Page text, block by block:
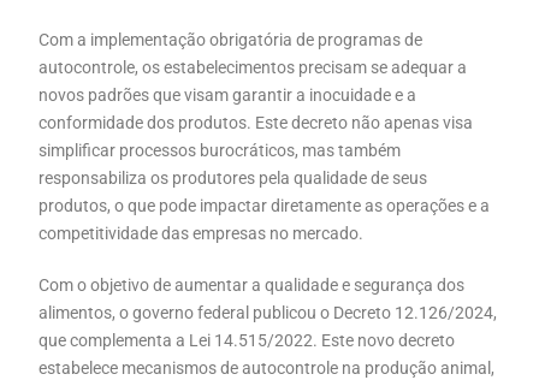
Com a implementação obrigatória de programas de
autocontrole, os estabelecimentos precisam se adequar a
novos padrões que visam garantir a inocuidade e a
conformidade dos produtos. Este decreto não apenas visa
simplificar processos burocráticos, mas também
responsabiliza os produtores pela qualidade de seus
produtos, o que pode impactar diretamente as operações e a
competitividade das empresas no mercado.
Com o objetivo de aumentar a qualidade e segurança dos
alimentos, o governo federal publicou o Decreto 12.126/2024,
que complementa a Lei 14.515/2022. Este novo decreto
estabelece mecanismos de autocontrole na produção animal,